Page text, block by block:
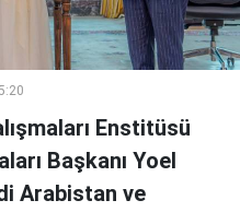
Enstitüsü
Başkanı Yoel
Arabistan ve